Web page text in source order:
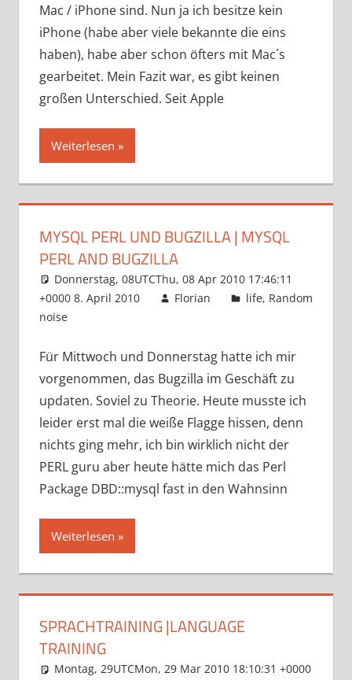
Mac / iPhone sind. Nun ja ich besitze kein
iPhone (habe aber viele bekannte die eins
haben), habe aber schon öfters mit Mac´s
gearbeitet. Mein Fazit war, es gibt keinen
großen Unterschied. Seit Apple
Weiterlesen
MYSQL PERL UND BUGZILLA | MYSQL
PERL AND BUGZILLA
Donnerstag, 08UTCThu, 08 Apr 2010 17:46:11
+0000 8. April 2010
Florian life, Random
noise
Für Mittwoch und Donnerstag hatte ich mir
vorgenommen, das Bugzilla im Geschäft zu
updaten. Soviel zu Theorie. Heute musste ich
leider erst mal die weiße Flagge hissen, denn
nichts ging mehr, ich bin wirklich nicht der
PERL guru aber heute hätte mich das Perl
Package DBD::mysql fast in den Wahnsinn
Weiterlesen
SPRACHTRAINING |LANGUAGE
TRAINING
Montag, 29UTCMon, 29 Mar 2010 18:10:31 +0000